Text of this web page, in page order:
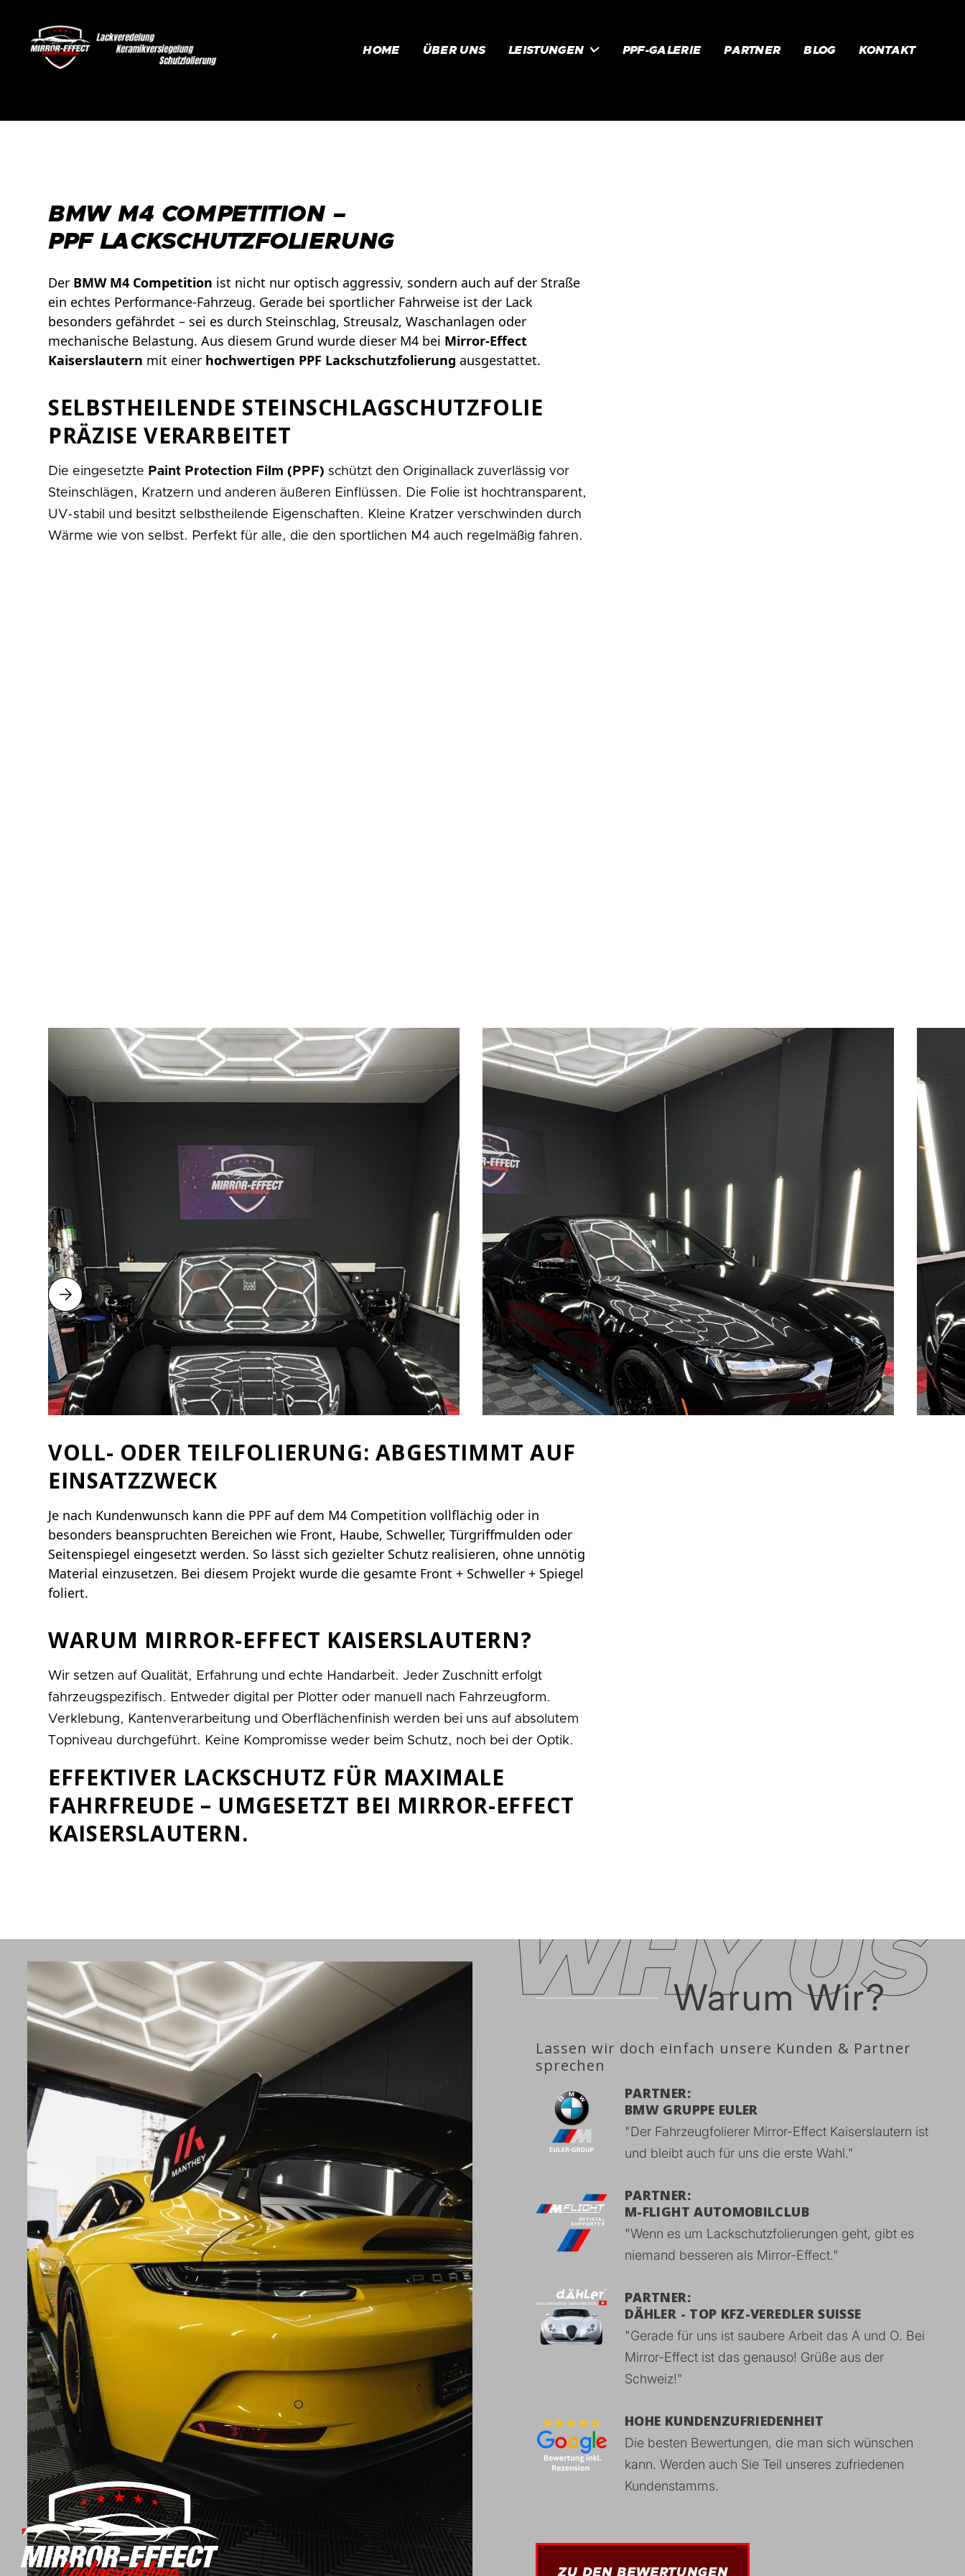
HOME ÜBER UNS LEISTUNGEN  PPF-GALERIE PARTNER BLOG KONTAKT
BMW M4 COMPETITION –
PPF LACKSCHUTZFOLIERUNG
Der BMW M4 Competition ist nicht nur optisch aggressiv, sondern auch auf der Straße
ein echtes Performance-Fahrzeug. Gerade bei sportlicher Fahrweise ist der Lack
besonders gefährdet – sei es durch Steinschlag, Streusalz, Waschanlagen oder
mechanische Belastung. Aus diesem Grund wurde dieser M4 bei Mirror-Effect
Kaiserslautern mit einer hochwertigen PPF Lackschutzfolierung ausgestattet.
SELBSTHEILENDE STEINSCHLAGSCHUTZFOLIE
PRÄZISE VERARBEITET
Die eingesetzte Paint Protection Film (PPF) schützt den Originallack zuverlässig vor
Steinschlägen, Kratzern und anderen äußeren Einflüssen. Die Folie ist hochtransparent,
UV-stabil und besitzt selbstheilende Eigenschaften. Kleine Kratzer verschwinden durch
Wärme wie von selbst. Perfekt für alle, die den sportlichen M4 auch regelmäßig fahren.
VOLL- ODER TEILFOLIERUNG: ABGESTIMMT AUF
EINSATZZWECK
Je nach Kundenwunsch kann die PPF auf dem M4 Competition vollflächig oder in
besonders beanspruchten Bereichen wie Front, Haube, Schweller, Türgriffmulden oder
Seitenspiegel eingesetzt werden. So lässt sich gezielter Schutz realisieren, ohne unnötig
Material einzusetzen. Bei diesem Projekt wurde die gesamte Front + Schweller + Spiegel
foliert.
WARUM MIRROR-EFFECT KAISERSLAUTERN?
Wir setzen auf Qualität, Erfahrung und echte Handarbeit. Jeder Zuschnitt erfolgt
fahrzeugspezifisch. Entweder digital per Plotter oder manuell nach Fahrzeugform.
Verklebung, Kantenverarbeitung und Oberflächenfinish werden bei uns auf absolutem
Topniveau durchgeführt. Keine Kompromisse weder beim Schutz, noch bei der Optik.
EFFEKTIVER LACKSCHUTZ FÜR MAXIMALE
FAHRFREUDE – UMGESETZT BEI MIRROR-EFFECT
KAISERSLAUTERN.
Warum Wir?
Lassen wir doch einfach unsere Kunden & Partner
sprechen
PARTNER:
BMW GRUPPE EULER
"Der Fahrzeugfolierer Mirror-Effect Kaiserslautern ist
und bleibt auch für uns die erste Wahl."
PARTNER:
M-FLIGHT AUTOMOBILCLUB
"Wenn es um Lackschutzfolierungen geht, gibt es
niemand besseren als Mirror-Effect."
PARTNER:
DÄHLER - TOP KFZ-VEREDLER SUISSE
"Gerade für uns ist saubere Arbeit das A und O. Bei
Mirror-Effect ist das genauso! Grüße aus der
Schweiz!"
HOHE KUNDENZUFRIEDENHEIT
Die besten Bewertungen, die man sich wünschen
kann. Werden auch Sie Teil unseres zufriedenen
Kundenstamms.
ZU DEN BEWERTUNGEN